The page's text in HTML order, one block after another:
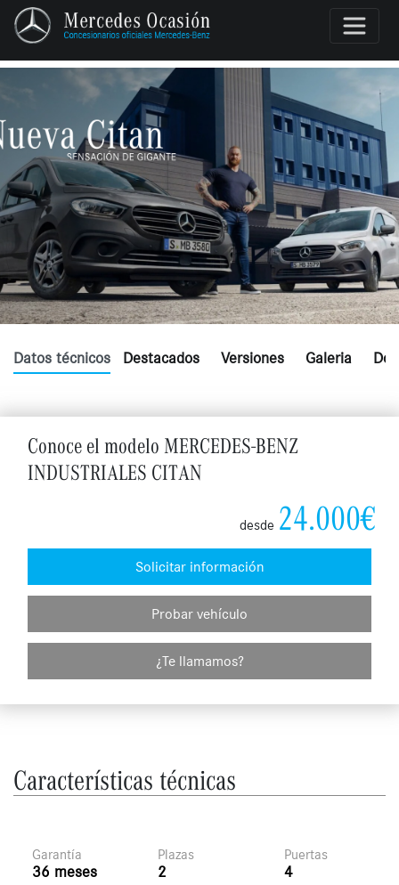
Datos técnicos Destacados Versiones Galeria
Conoce el modelo MERCEDES-BENZ
INDUSTRIALES CITAN
desde 24.000€
Solicitar información
Probar vehículo
¿Te llamamos?
Características técnicas
Garantía
36 meses
Plazas
2
Puertas
4